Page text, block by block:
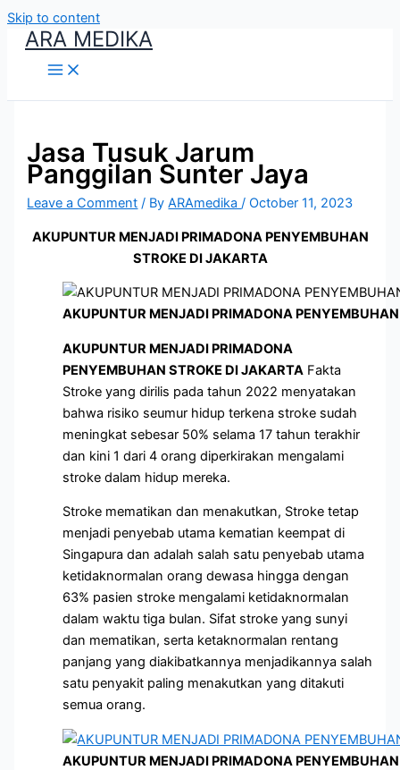
Skip to content
ARA MEDIKA
Jasa Tusuk Jarum
Panggilan Sunter Jaya
Leave a Comment / ByARAmedika/October 11, 2023
AKUPUNTUR MENJADI PRIMADONA PENYEMBUHAN
STROKE DI JAKARTA
AKUPUNTUR MENJADI PRIMADONA
AKUPUNTUR MENJADI PRIMADONA
PENYEMBUHAN STROKE DI JAKARTA Fakta
Stroke yang dirilis pada tahun 2022 menyatakan
bahwa risiko seumur hidup terkena stroke sudah
meningkat sebesar 50% selama 17 tahun terakhir
dan kini 1 dari 4 orang diperkirakan mengalami
stroke dalam hidup mereka.
Stroke mematikan dan menakutkan, Stroke tetap
menjadi penyebab utama kematian keempat di
Singapura dan adalah salah satu penyebab utama
ketidaknormalan orang dewasa hingga dengan
63% pasien stroke mengalami ketidaknormalan
dalam waktu tiga bulan. Sifat stroke yang sunyi
dan mematikan, serta ketaknormalan rentang
panjang yang diakibatkannya menjadikannya salah
satu penyakit paling menakutkan yang ditakuti
semua orang.
AKUPUNTUR MENJADI PRIMADONA